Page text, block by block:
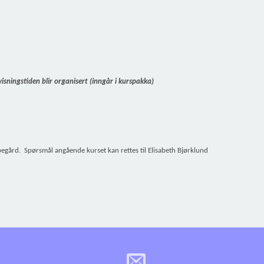
blir organisert (inngår i kurspakka)
Spørsmål angående kurset kan rettes til Elisabeth Bjørklund